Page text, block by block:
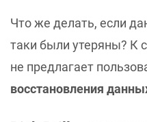
Что же делать, если
таки были утеряны? К
не предлагает
восстановления